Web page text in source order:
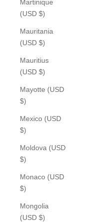
Martinique
(USD $)
Mauritania
(USD $)
Mauritius
(USD $)
Mayotte (USD
$)
Mexico (USD
$)
Moldova (USD
$)
Monaco (USD
$)
Mongolia
(USD $)